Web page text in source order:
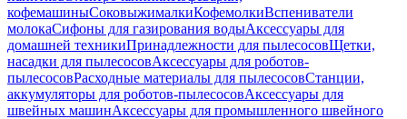
кофемашиныСоковыжималкиКофемолкиВспениватели
молокаСифоны для газирования водыАксессуары для
домашней техникиПринадлежности для пылесосовЩетки,
насадки для пылесосовАксессуары для роботов-
пылесосовРасходные материалы для пылесосовСтанции,
аккумуляторы для роботов-пылесосовАксессуары для
швейных машинАксессуары для промышленного швейного